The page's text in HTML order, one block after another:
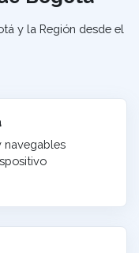
y la Región desde el
navegables